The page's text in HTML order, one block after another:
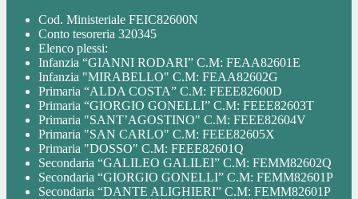
Cod. Ministeriale FEIC82600N
Conto tesoreria 320345
Elenco plessi:
Infanzia “GIANNI RODARI” C.M: FEAA82601E
Infanzia "MIRABELLO" C.M: FEAA82602G
Primaria “ALDA COSTA” C.M: FEEE82600D
Primaria “GIORGIO GONELLI” C.M: FEEE82603T
Primaria "SANT’AGOSTINO" C.M: FEEE82604V
Primaria "SAN CARLO" C.M: FEEE82605X
Primaria "DOSSO" C.M: FEEE82601Q
Secondaria “GALILEO GALILEI” C.M: FEMM82602Q
Secondaria “GIORGIO GONELLI” C.M: FEMM82601P
Secondaria “DANTE ALIGHIERI” C.M: FEMM82601P